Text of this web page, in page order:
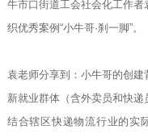
牛市口街道工会社会化工作
织优秀案例“小牛哥·刹一脚”。
袁老师分享到：小牛哥的创
新就业群体（含外卖员和快
结合辖区快递物流行业的实